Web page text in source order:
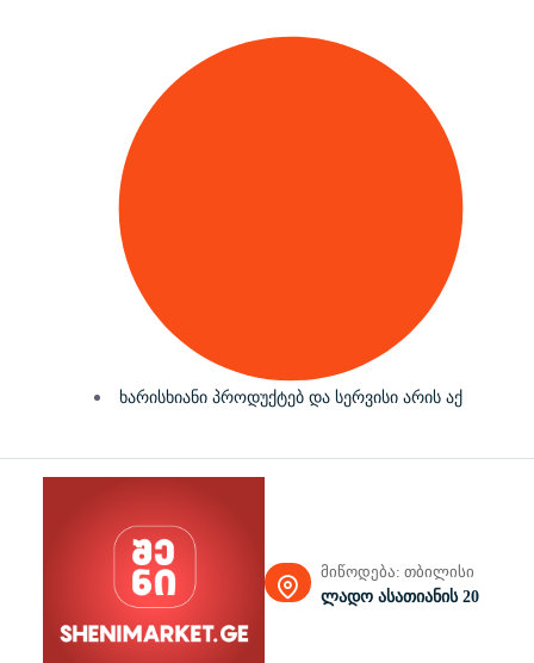
ხარისხიანი პროდუქტებ და სერვისი არის აქ
მიწოდება: თბილისი
ლადო ასათიანის 20